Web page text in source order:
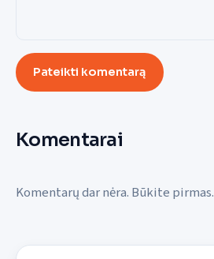
Pateikti komentarą
Komentarai
Komentarų dar nėra. Būkite pirmas.